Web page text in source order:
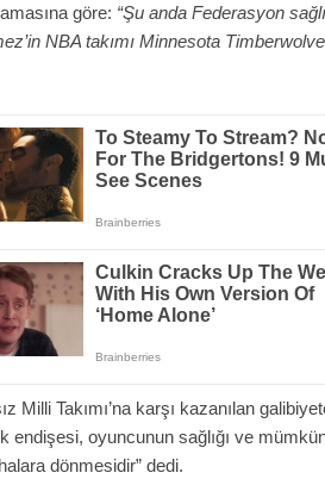
göre: “Şu anda Federasyon
NBA takımı Minnesota
Milli Takımı’na karşı kazanılan
endişesi, oyuncunun sağlığı ve
dönmesidir” dedi.